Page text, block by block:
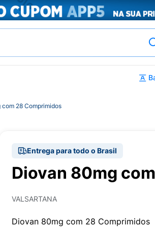
28 Comprimidos
Entrega para todo o Brasil
Diovan 80mg
VALSARTANA
Diovan 80mg com 28 Comprimidos